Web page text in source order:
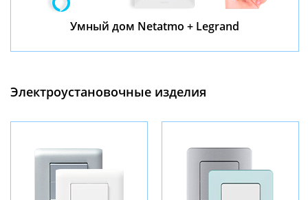
Умный дом Netatmo + Legrand
Электроустановочные изделия